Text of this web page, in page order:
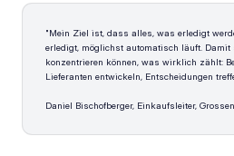
"Mein Ziel ist, dass alles, was erledigt
erledigt, möglichst automatisch läuft.
konzentrieren können, was wirklich zählt:
Lieferanten entwickeln, Entscheidungen
Daniel Bischofberger, Einkaufsleiter,